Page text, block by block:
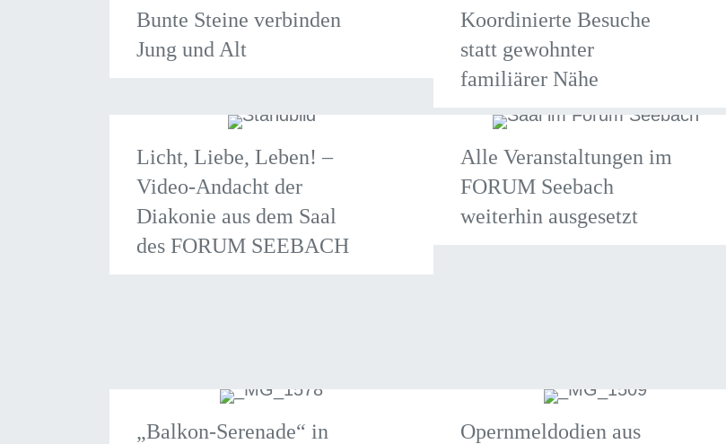
Bunte Steine verbinden
Jung und Alt
Koordinierte Besuche
statt gewohnter
familiärer Nähe
Licht, Liebe, Leben! –
Video-Andacht der
Diakonie aus dem Saal
des FORUM SEEBACH
Alle Veranstaltungen im
FORUM Seebach
weiterhin ausgesetzt
„Balkon-Serenade“ in
Opernmeldodien aus